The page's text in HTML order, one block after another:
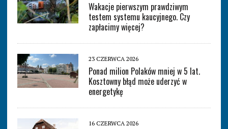
Wakacje pierwszym prawdziwym
testem systemu kaucyjnego. Czy
zapłacimy więcej?
23 CZERWCA 2026
Ponad milion Polaków mniej w 5 lat.
Kosztowny błąd może uderzyć w
energetykę
16 CZERWCA 2026